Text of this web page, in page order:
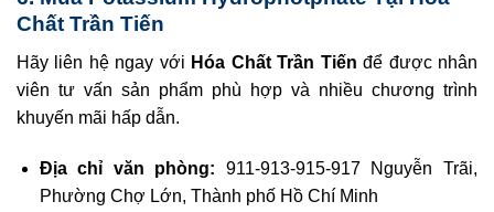
Chất Trần Tiến
Hãy liên hệ ngay với Hóa Chất Trần Tiến để được nhân
viên tư vấn sản phẩm phù hợp và nhiều chương trình
khuyến mãi hấp dẫn.
Địa chỉ văn phòng: 911-913-915-917 Nguyễn Trãi,
Phường Chợ Lớn, Thành phố Hồ Chí Minh